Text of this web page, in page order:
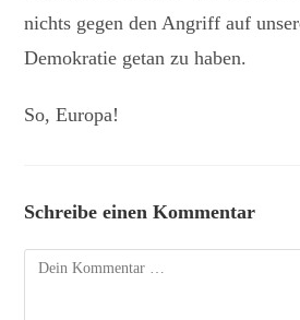
nichts gegen den Angriff auf
Demokratie getan zu haben.
So, Europa!
Schreibe einen Kommentar
Kommentar